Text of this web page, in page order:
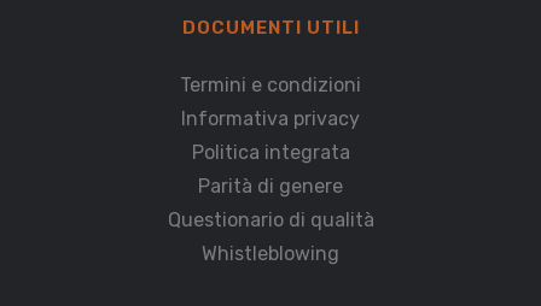
DOCUMENTI UTILI
Termini e condizioni
Informativa privacy
Politica integrata
Parità di genere
Questionario di qualità
Whistleblowing